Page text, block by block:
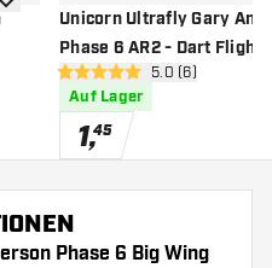
Wunschliste hinzufügen
Unicorn Ultrafly Gary
Phase 6 AR2 - Dart Flights
5 Bewertungssterne
5.0 (6)
Auf Lager
1,45
Phase 6 Big Wing